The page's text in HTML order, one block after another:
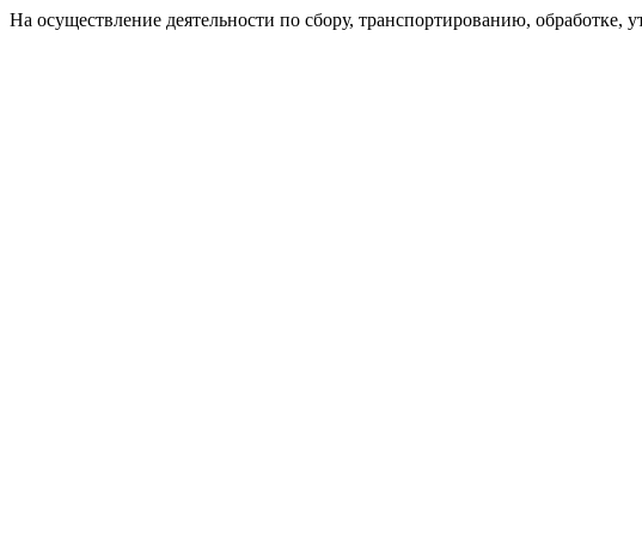
На осуществление деятельности по сбору, транспортированию,